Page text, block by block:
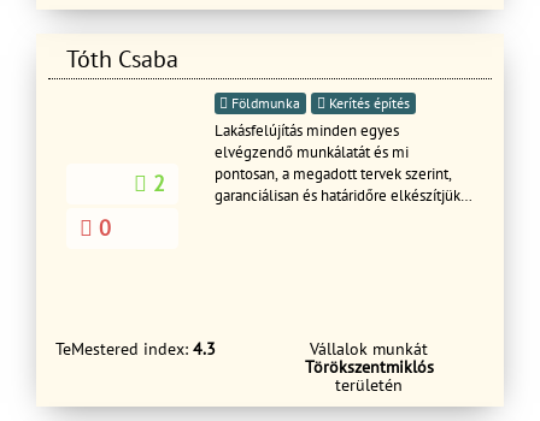
Tóth Csaba
2
0
Földmunka Kerítés építés
Lakásfelújítás minden egyes
elvégzendő munkálatát és mi
pontosan, a megadott tervek szerint,
garanciálisan és határidőre elkészítjük
TeMestered index: 4.3
Vállalok munkát
Törökszentmiklós
területén